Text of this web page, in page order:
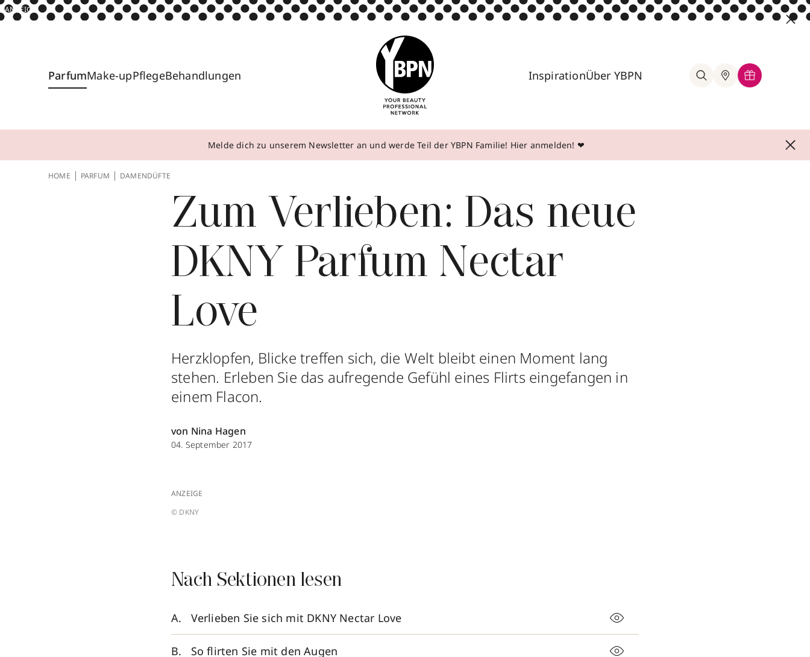
ANZEIGE
ParfumMake-upPflegeBehandlungen InspirationÜber YBPN
Melde dich zu unserem Newsletter an und werde Teil der YBPN Familie! Hier anmelden! ❤
HOME PARFUM DAMENDÜFTE
Zum Verlieben: Das neue
DKNY Parfum Nectar
Love
Herzklopfen, Blicke treffen sich, die Welt bleibt einen Moment lang
stehen. Erleben Sie das aufregende Gefühl eines Flirts eingefangen in
einem Flacon.
von Nina Hagen
04. September 2017
ANZEIGE
© DKNY
Nach Sektionen lesen
Verlieben Sie sich mit DKNY Nectar Love
So flirten Sie mit den Augen